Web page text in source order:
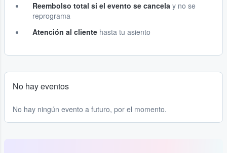
Reembolso total si el evento se cancela y no se
reprograma
Atención al cliente hasta tu asiento
No hay eventos
No hay ningún evento a futuro, por el momento.